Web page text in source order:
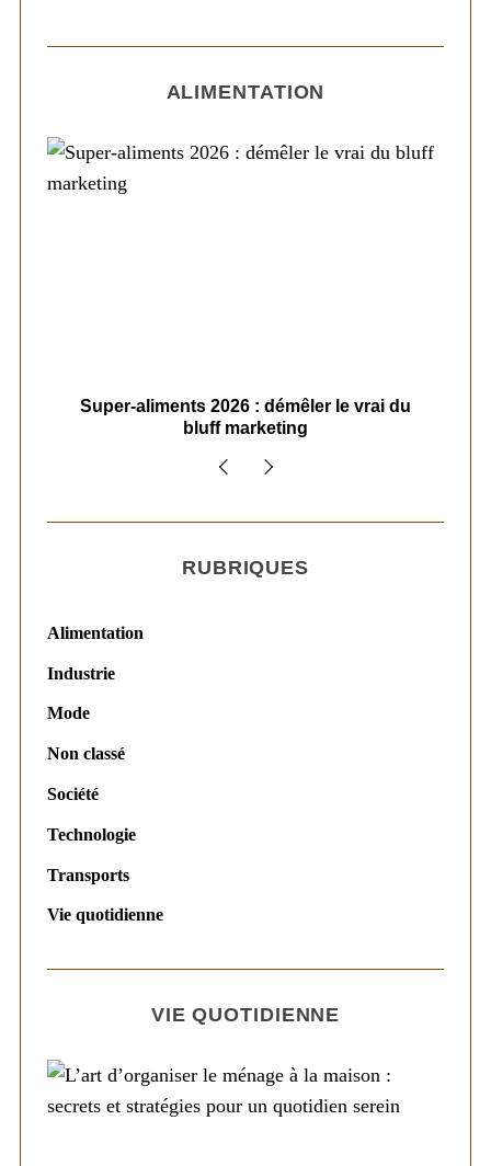
ALIMENTATION
Super-aliments 2026 : démêler le vrai du
bluff marketing
RUBRIQUES
Alimentation
Industrie
Mode
Non classé
Société
Technologie
Transports
Vie quotidienne
VIE QUOTIDIENNE